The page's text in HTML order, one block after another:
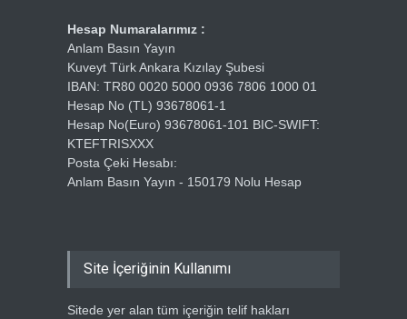
Hesap Numaralarımız :
Anlam Basın Yayın
Kuveyt Türk Ankara Kızılay Şubesi
IBAN: TR80 0020 5000 0936 7806 1000 01
Hesap No (TL) 93678061-1
Hesap No(Euro) 93678061-101 BIC-SWIFT:
KTEFTRISXXX
Posta Çeki Hesabı:
Anlam Basın Yayın - 150179 Nolu Hesap
Site İçeriğinin Kullanımı
Sitede yer alan tüm içeriğin telif hakları